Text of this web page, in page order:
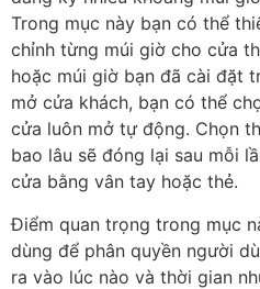
Trong mục này bạn có thể
chỉnh từng múi giờ cho cửa
hoặc múi giờ bạn đã cài đặt
mở cửa khách, bạn có thể
cửa luôn mở tự động. Chọn
bao lâu sẽ đóng lại sau mỗi
cửa bằng vân tay hoặc thẻ.
Điểm quan trọng trong mục
dùng để phân quyền người
ra vào lúc nào và thời gian